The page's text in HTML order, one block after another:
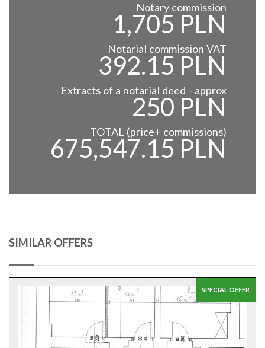
Notary commission
1,705 PLN
Notarial commission VAT
392.15 PLN
Extracts of a notarial deed - approx
250 PLN
TOTAL (price+ commissions)
675,547.15 PLN
SIMILAR OFFERS
SPECIAL OFFER